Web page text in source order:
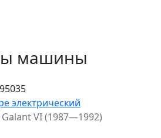
машины
электрический
VI (1987—1992)